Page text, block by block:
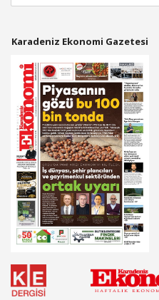
Karadeniz Ekonomi Gazetesi